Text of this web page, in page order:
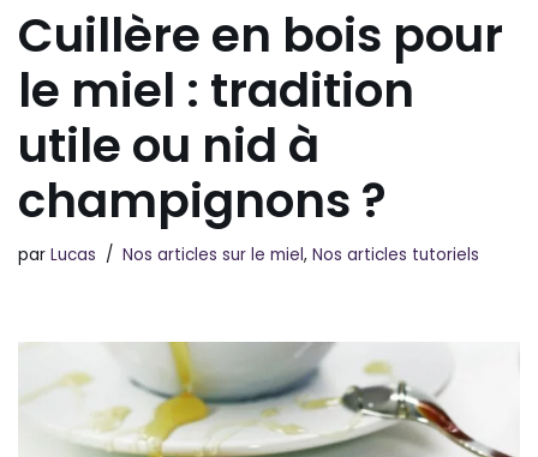
Cuillère en bois pour
le miel : tradition
utile ou nid à
champignons ?
par Lucas Nos articles sur le miel, Nos articles tutoriels